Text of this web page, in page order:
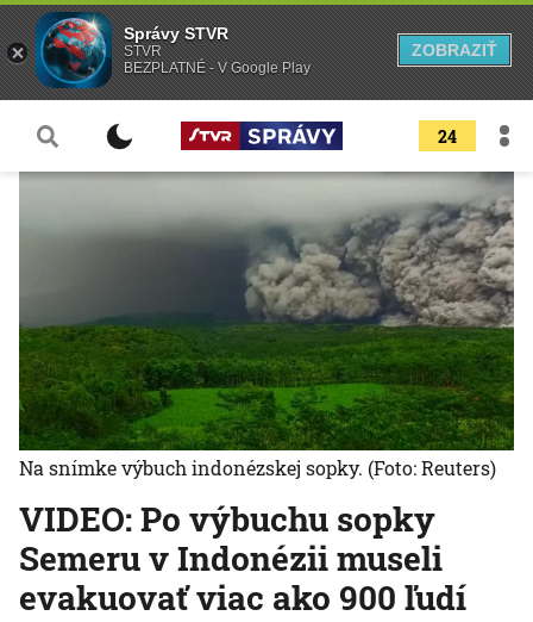
24
VIDEO: Po výbuchu sopky
Semeru v Indonézii museli
evakuovať viac ako 900 ľudí
Na snímke výbuch indonézskej sopky. (Foto: Reuters)
Správy STVR
STVR
BEZPLATNÉ - V Google Play
ZOBRAZIŤ